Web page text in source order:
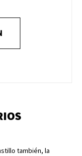
también, la